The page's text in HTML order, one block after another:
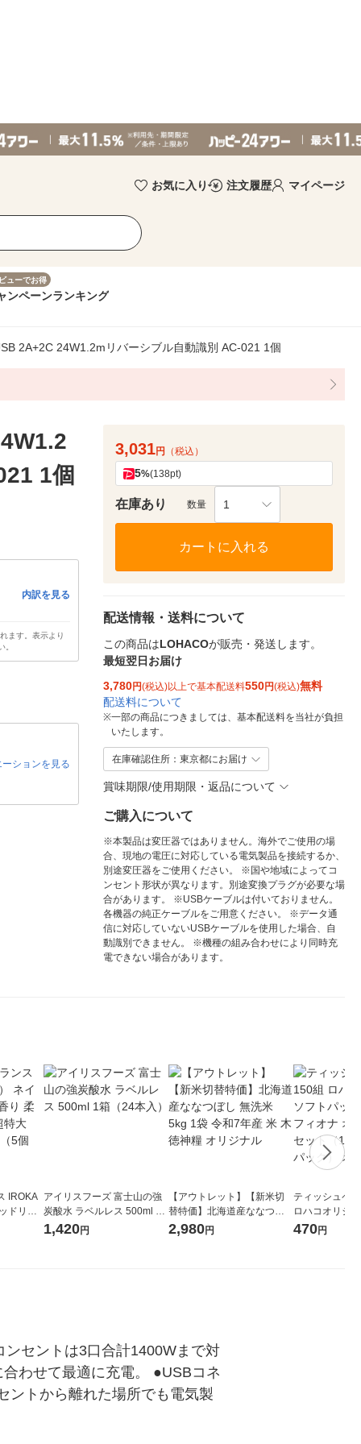
お気に入り 注文履歴 マイページ
ューでお得
ンペーンランキング
2A+2C 24W1.2mリバーシブル自動識別 AC-021 1個
1個
内訳を見る
ます。表示より
。
ションを見る
3,031円 （税込）
5%(138pt)
在庫あり 数量 1
カートに入れる
配送情報・送料について
この商品はLOHACOが販売・発送します。
最短翌日お届け
3,780円(税込)以上で基本配送料550円(税込)無料
配送料について
※一部の商品につきましては、基本配送料を当社が負担
いたします。
在庫確認住所：東京都にお届け
賞味期限/使用期限・返品について
ご購入について
※本製品は変圧器ではありません。海外でご使用の場
合、現地の電圧に対応している電気製品を接続するか、
別途変圧器をご使用ください。 ※国や地域によってコ
ンセント形状が異なります。別途変換プラグが必要な場
合があります。 ※USBケーブルは付いておりません。
各機器の純正ケーブルをご用意ください。 ※データ通
信に対応していないUSBケーブルを使用した場合、自
動識別できません。 ※機種の組み合わせにより同時充
電できない場合があります。
IROKA
ドリリ
替え 超
アイリスフーズ 富士山の強
炭酸水 ラベルレス 500ml 1
箱（24本入）
1,420円
【アウトレット】【新米切
替特価】北海道産ななつぼ
し 無洗米 5kg 1袋 令和7年産
2,980円
ティッシュペ
ロハコオリジ
ックティッシ
470円
セントは3口合計1400Wまで対
わせて最適に充電。 ●USBコネ
ントから離れた場所でも電気製